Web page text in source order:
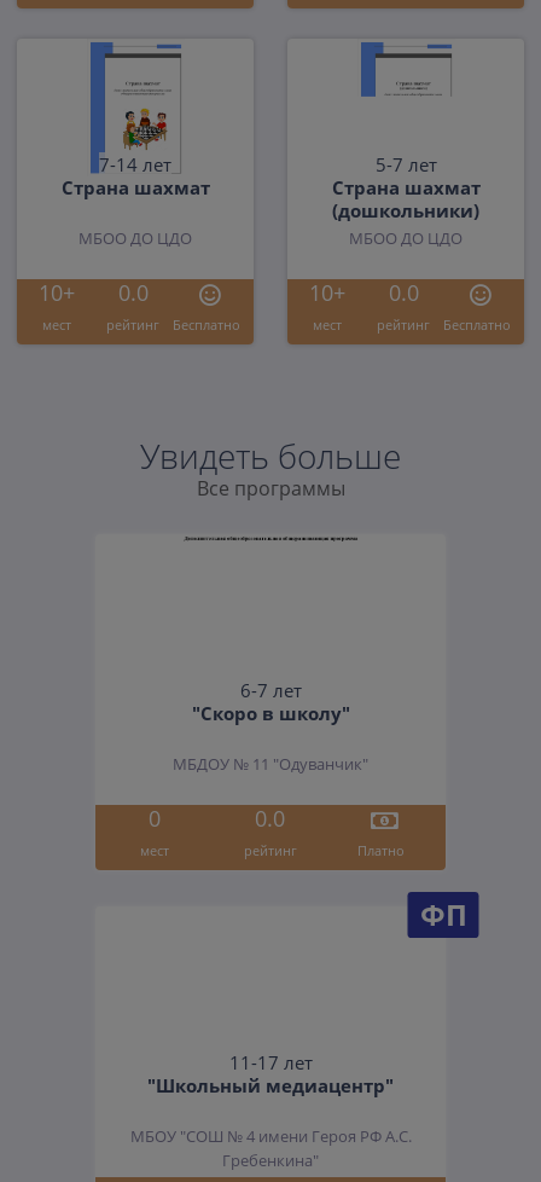
7-14 лет
Страна шахмат
МБОО ДО ЦДО
10+ 0.0
мест рейтинг Бесплатно
5-7 лет
Страна шахмат
(дошкольники)
МБОО ДО ЦДО
10+ 0.0
мест рейтинг Бесплатно
Увидеть больше
Все программы
6-7 лет
"Скоро в школу"
МБДОУ № 11 "Одуванчик"
0 0.0
мест рейтинг Платно
ФП
11-17 лет
"Школьный медиацентр"
МБОУ "СОШ № 4 имени Героя РФ А.С.
Гребенкина"